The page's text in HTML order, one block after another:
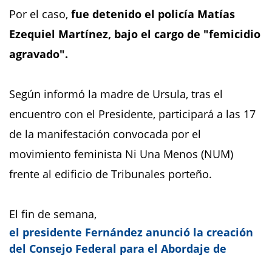
Por el caso, fue detenido el policía Matías
Ezequiel Martínez, bajo el cargo de "femicidio
agravado".
Según informó la madre de Ursula, tras el
encuentro con el Presidente, participará a las 17
de la manifestación convocada por el
movimiento feminista Ni Una Menos (NUM)
frente al edificio de Tribunales porteño.
El fin de semana,
el presidente Fernández anunció la creación
del Consejo Federal para el Abordaje de